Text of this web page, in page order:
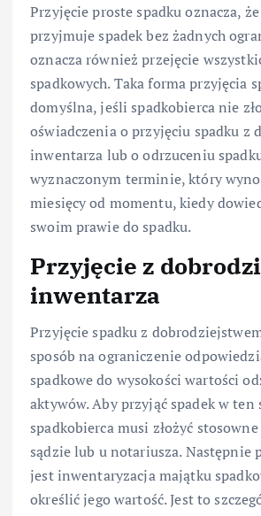
Przyjęcie proste spadku oznacza,
przyjmuje spadek bez żadnych
oznacza również przejęcie
spadkowych. Taka forma przyjęcia
domyślna, jeśli spadkobierca nie
oświadczenia o przyjęciu spadku z
inwentarza lub o odrzuceniu
wyznaczonym terminie, który
miesięcy od momentu, kiedy
swoim prawie do spadku.
Przyjęcie z
inwentarza
Przyjęcie spadku z
sposób na ograniczenie
spadkowe do wysokości wartości
aktywów. Aby przyjąć spadek w ten
spadkobierca musi złożyć
sądzie lub u notariusza. Następnie
jest inwentaryzacja majątku
określić jego wartość. Jest to